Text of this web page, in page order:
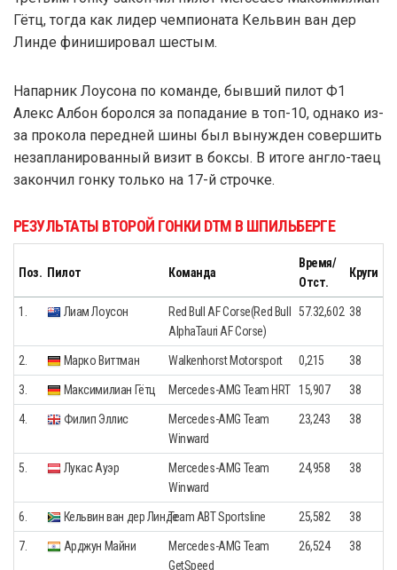
Гётц, тогда как лидер чемпионата Кельвин ван дер
Линде финишировал шестым.
Напарник Лоусона по команде, бывший пилот Ф1
Алекс Албон боролся за попадание в топ-10, однако из-
за прокола передней шины был вынужден совершить
незапланированный визит в боксы. В итоге англо-таец
закончил гонку только на 17-й строчке.
РЕЗУЛЬТАТЫ ВТОРОЙ ГОНКИ DTM В ШПИЛЬБЕРГЕ
Поз. Пилот Команда
Время/
Отст.
Круги
1. Лиам Лоусон
Red Bull AF Corse(Red Bull
AlphaTauri AF Corse)
57.32,602 38
2. Марко Виттман Walkenhorst Motorsport 0,215 38
3. Максимилиан Гётц Mercedes-AMG Team HRT 15,907 38
4. Филип Эллис
Mercedes-AMG Team
Winward
23,243 38
5. Лукас Ауэр
Mercedes-AMG Team
Winward
24,958 38
6. Кельвин ван дер ЛиндеTeam ABT Sportsline 25,582 38
7. Арджун Майни
Mercedes-AMG Team
GetSpeed
26,524 38